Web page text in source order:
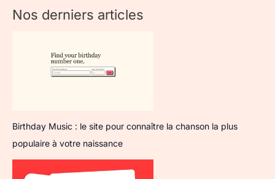
Nos derniers articles
Birthday Music : le site pour connaître la chanson la plus
populaire à votre naissance